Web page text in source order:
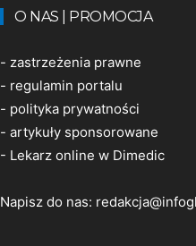
O NAS | PROMOCJA
- zastrzeżenia prawne
- regulamin portalu
- polityka prywatności
- artykuły sponsorowane
- Lekarz online w Dimedic
Napisz do nas: